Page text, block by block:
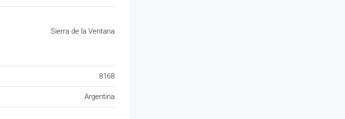
Sierra de la Ventana
8168
Argentina